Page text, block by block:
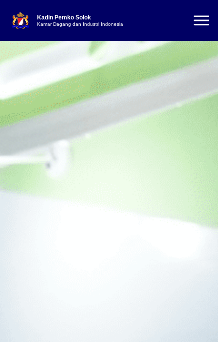
Kadin Pemko Solok
Kamar Dagang dan Industri Indonesia